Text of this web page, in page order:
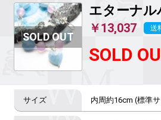
エターナル
￥13,037 送
SOLD
内周約16cm (標準